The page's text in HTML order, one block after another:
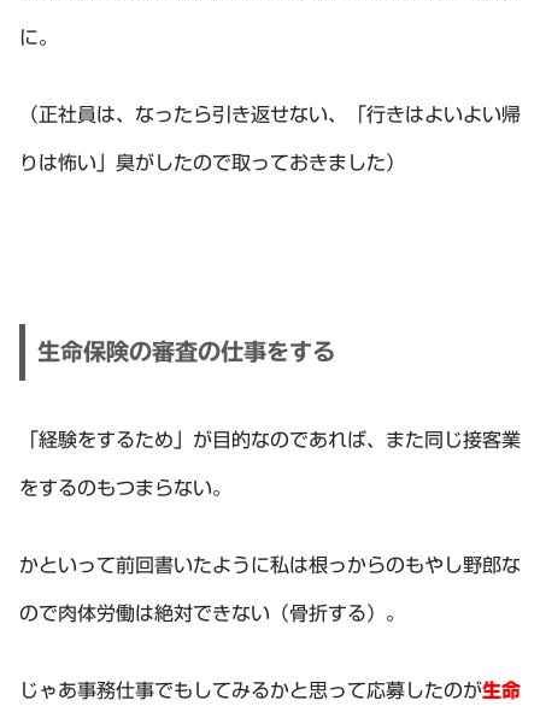
に。
（正社員は、なったら引き返せない、「行きはよいよい帰
りは怖い」臭がしたので取っておきました）
生命保険の審査の仕事をする
「経験をするため」が目的なのであれば、また同じ接客業
をするのもつまらない。
かといって前回書いたように私は根っからのもやし野郎な
ので肉体労働は絶対できない（骨折する）。
じゃあ事務仕事でもしてみるかと思って応募したのが生命